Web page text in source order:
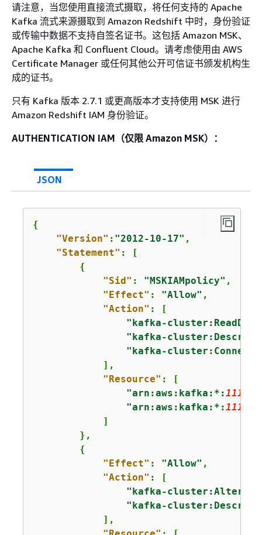
请注意，当您使用直接流式摄取，将任何支持的 Apache
Kafka 流式来源摄取到 Amazon Redshift 中时，身份验证
或传输中数据不支持自签名证书。这包括 Amazon MSK、
Apache Kafka 和 Confluent Cloud。请考虑使用由 AWS
Certificate Manager 或任何其他公开可信证书颁发机构生
成的证书。
只有 Kafka 版本 2.7.1 或更高版本才支持使用 MSK 进行
Amazon Redshift IAM 身份验证。
AUTHENTICATION IAM（仅限 Amazon MSK）：
JSON
{
"Version" : "2012-10-17" ,
"Statement" : [
{
"Sid" : "MSKIAMpolicy" ,
"Effect" : "Allow" ,
"Action" : [
"kafka-
"kafka-
"kafka-cluster:Connect"
            ],
"Resource" : [
"arn:aws:kafka:*:
"arn:aws:kafka:*:
            ]
        },
{
"Effect" : "Allow" ,
"Action" : [
"kafka-
"kafka-
            ],